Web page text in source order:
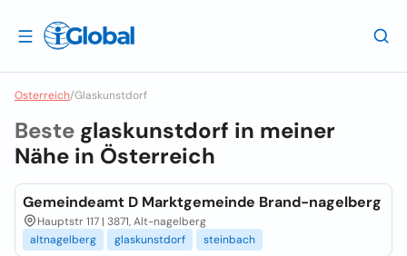
Osterreich/Glaskunstdorf
Beste glaskunstdorf in meiner
Nähe in Österreich
Gemeindeamt D Marktgemeinde Brand-nagelberg
Hauptstr 117 | 3871, Alt-nagelberg
altnagelberg
glaskunstdorf steinbach